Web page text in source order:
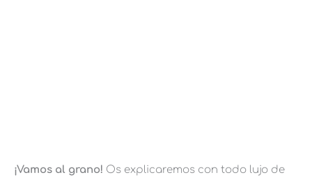
¡Vamos al grano! Os explicaremos con todo lujo de